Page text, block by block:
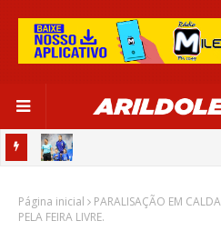
SALVADOR
Página inicial
PARALISAÇÃO EM
PELA FEIRA LIVRE.